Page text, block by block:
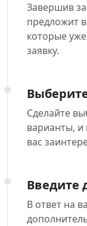
Завершив
предложит
которые
заявку.
Сделайте
варианты,
вас
Введите
В ответ на